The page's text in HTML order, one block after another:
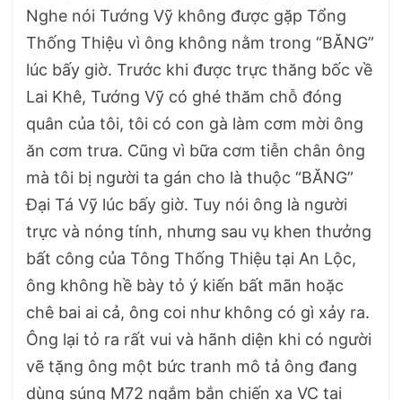
Nghe nói Tướng Vỹ không được gặp Tổng
Thống Thiệu vì ông không nằm trong “BĂNG”
lúc bấy giờ. Trước khi được trực thăng bốc về
Lai Khê, Tướng Vỹ có ghé thăm chỗ đóng
quân của tôi, tôi có con gà làm cơm mời ông
ăn cơm trưa. Cũng vì bữa cơm tiễn chân ông
mà tôi bị người ta gán cho là thuộc “BĂNG”
Đại Tá Vỹ lúc bấy giờ. Tuy nói ông là người
trực và nóng tính, nhưng sau vụ khen thưởng
bất công của Tông Thống Thiệu tại An Lộc,
ông không hề bày tỏ ý kiến bất mãn hoặc
chê bai ai cả, ông coi như không có gì xảy ra.
Ông lại tỏ ra rất vui và hãnh diện khi có người
vẽ tặng ông một bức tranh mô tả ông đang
dùng súng M72 ngắm bắn chiến xa VC tại